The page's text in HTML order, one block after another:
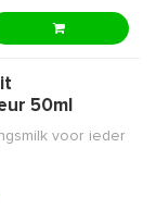
50ml
voor ieder